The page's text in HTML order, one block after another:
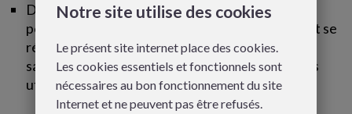
Diversifruits asbl exerce une modération a
postériori sur les annonces publiées sur le site et se
réserve le droit de supprimer leurs publications,
sans avoir à s’en justifier auprès de ses membres
utilisateurs ;
Notre site utilise des cookies
Le présent site internet place des cookies.
Les cookies essentiels et fonctionnels sont
nécessaires au bon fonctionnement du site
Internet et ne peuvent pas être refusés.